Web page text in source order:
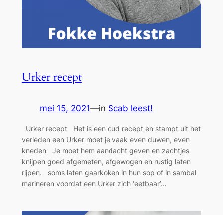
Urker recept
mei 15, 2021—in Scab leest!
Urker recept Het is een oud recept en stampt uit het
verleden een Urker moet je vaak even duwen, even
kneden Je moet hem aandacht geven en zachtjes
knijpen goed afgemeten, afgewogen en rustig laten
rijpen. soms laten gaarkoken in hun sop of in sambal
marineren voordat een Urker zich ‘eetbaar’…